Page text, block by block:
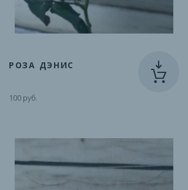
РОЗА ДЭНИС
100 руб.